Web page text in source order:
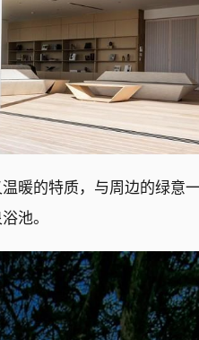
暖的特质，与周边的绿意
池。